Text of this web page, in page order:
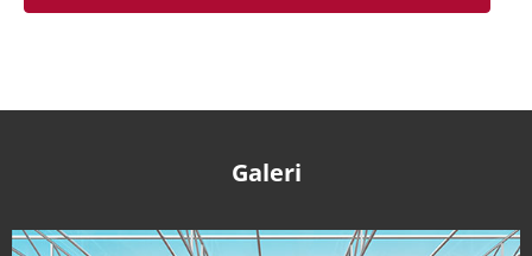
Galeri